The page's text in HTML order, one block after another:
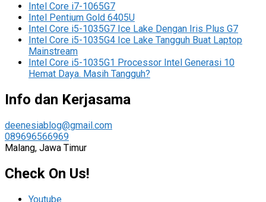
Intel Core i7-1065G7
Intel Pentium Gold 6405U
Intel Core i5-1035G7 Ice Lake Dengan Iris Plus G7
Intel Core i5-1035G4 Ice Lake Tangguh Buat Laptop
Mainstream
Intel Core i5-1035G1 Processor Intel Generasi 10
Hemat Daya. Masih Tangguh?
Info dan Kerjasama
deenesiablog@gmail.com
089696566969
Malang, Jawa Timur
Check On Us!
Youtube